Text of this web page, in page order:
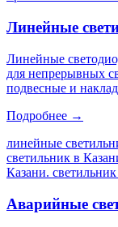
Линейные
Линейные
для непрерывных
подвесные и
Подробнее →
линейные
светильник в
Казани.
Аварийные